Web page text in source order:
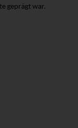
geprägt war.